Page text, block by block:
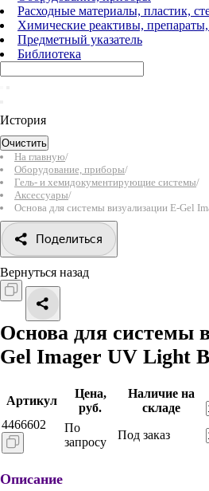
Расходные материалы, пластик,
Химические реактивы,
Предметный указатель
Библиотека
История
Очистить
На главную/
Оборудование, приборы/
Гель- и хемидокументирующие системы/
Аксессуары/
Основа для системы визуализации E-Gel
Поделиться
Вернуться назад
Основа для системы
Gel Imager UV Light
Артикул
Цена,
руб.
Наличие на
складе
4466602
По
запросу
Под заказ
Описание